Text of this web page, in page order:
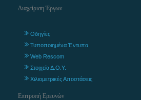
Διαχείριση Έργων
Οδηγίες
Τυποποιημένα Έντυπα
Web Rescom
Στοιχεία Δ.Ο.Υ.
Χιλιομετρικές Αποστάσεις
Επιτροπή Ερευνών